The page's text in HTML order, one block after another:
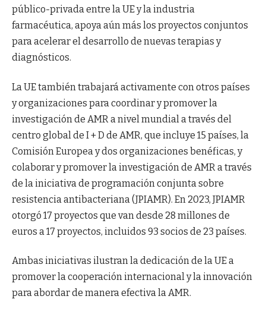
público-privada entre la UE y la industria
farmacéutica, apoya aún más los proyectos conjuntos
para acelerar el desarrollo de nuevas terapias y
diagnósticos.
La UE también trabajará activamente con otros países
y organizaciones para coordinar y promover la
investigación de AMR a nivel mundial a través del
centro global de I + D de AMR, que incluye 15 países, la
Comisión Europea y dos organizaciones benéficas, y
colaborar y promover la investigación de AMR a través
de la iniciativa de programación conjunta sobre
resistencia antibacteriana (JPIAMR). En 2023, JPIAMR
otorgó 17 proyectos que van desde 28 millones de
euros a 17 proyectos, incluidos 93 socios de 23 países.
Ambas iniciativas ilustran la dedicación de la UE a
promover la cooperación internacional y la innovación
para abordar de manera efectiva la AMR.